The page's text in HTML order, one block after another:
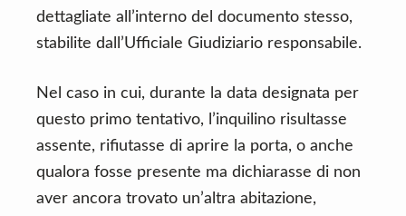
dettagliate all’interno del documento stesso,
stabilite dall’Ufficiale Giudiziario responsabile.
Nel caso in cui, durante la data designata per
questo primo tentativo, l’inquilino risultasse
assente, rifiutasse di aprire la porta, o anche
qualora fosse presente ma dichiarasse di non
aver ancora trovato un’altra abitazione,